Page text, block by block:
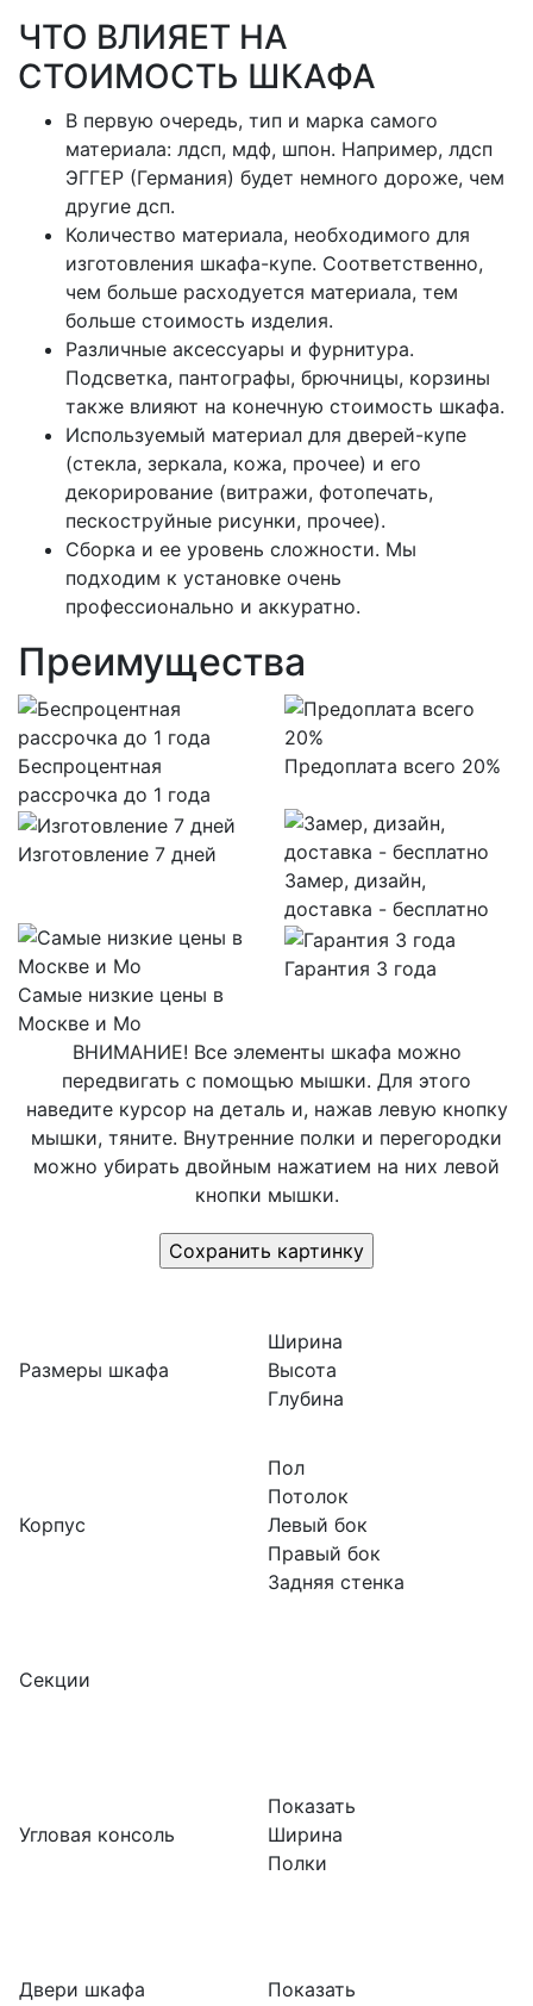
ЧТО ВЛИЯЕТ НА
СТОИМОСТЬ ШКАФА
В первую очередь, тип и марка самого
материала: лдсп, мдф, шпон. Например, лдсп
ЭГГЕР (Германия) будет немного дороже, чем
другие дсп.
Количество материала, необходимого для
изготовления шкафа-купе. Соответственно,
чем больше расходуется материала, тем
больше стоимость изделия.
Различные аксессуары и фурнитура.
Подсветка, пантографы, брючницы, корзины
также влияют на конечную стоимость шкафа.
Используемый материал для дверей-купе
(стекла, зеркала, кожа, прочее) и его
декорирование (витражи, фотопечать,
пескоструйные рисунки, прочее).
Сборка и ее уровень сложности. Мы
подходим к установке очень
профессионально и аккуратно.
Преимущества
Беспроцентная
рассрочка до 1 года
Предоплата всего 20%
Изготовление 7 дней
Замер, дизайн,
доставка - бесплатно
Самые низкие цены в
Москве и Мо
Гарантия 3 года
ВНИМАНИЕ! Все элементы шкафа можно
передвигать с помощью мышки. Для этого
наведите курсор на деталь и, нажав левую кнопку
мышки, тяните. Внутренние полки и перегородки
можно убирать двойным нажатием на них левой
кнопки мышки.
Размеры шкафа
Корпус
Секции
Угловая консоль
Двери шкафа
Ширина
Высота
Глубина
Пол
Потолок
Левый бок
Правый бок
Задняя стенка
Показать
Ширина
Полки
Показать